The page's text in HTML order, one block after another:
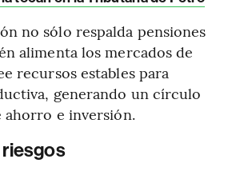
no sólo respalda pensiones
alimenta los mercados de
recursos estables para
generando un círculo
e inversión.